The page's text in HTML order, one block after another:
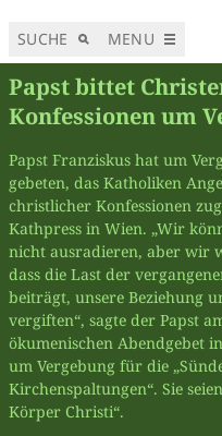
SUCHE MENU
Papst bittet
Konfessionen um
Papst Franziskus hat um
gebeten, das Katholiken
christlicher Konfessionen
Kathpress in Wien. „Wir
nicht ausradieren, aber wir
dass die Last der
beiträgt, unsere Beziehung
vergiften“, sagte der Papst
ökumenischen Abendgebet
um Vergebung für die
Kirchenspaltungen“. Sie
Körper Christi“.